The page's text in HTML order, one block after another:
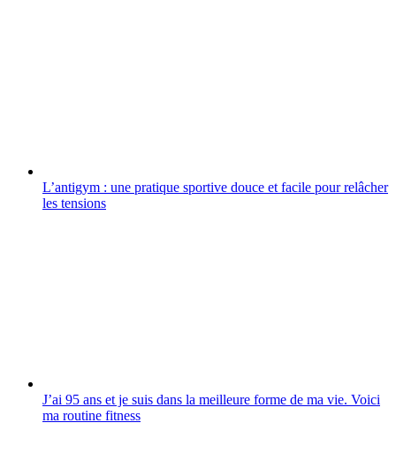
L’antigym : une pratique sportive douce et facile pour relâcher
les tensions
J’ai 95 ans et je suis dans la meilleure forme de ma vie. Voici
ma routine fitness